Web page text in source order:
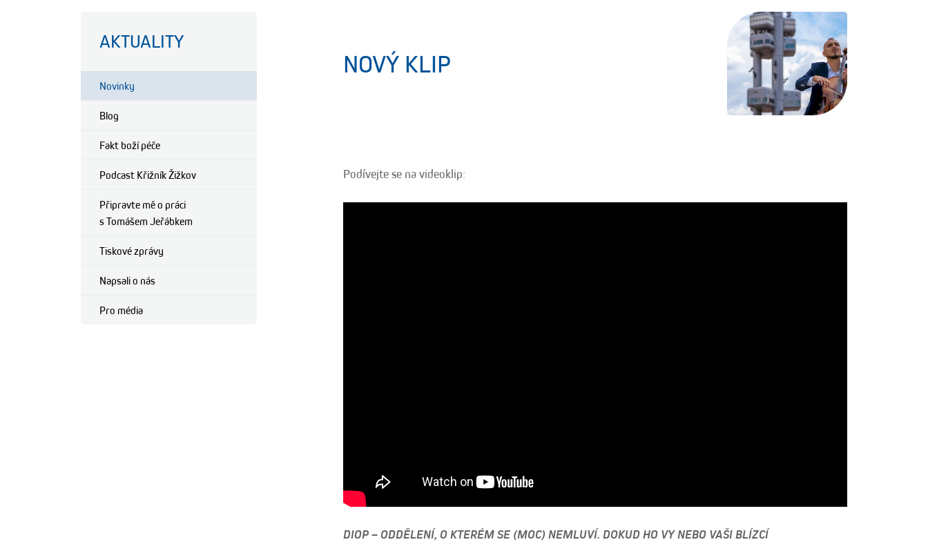
AKTUALITY
Novinky
Blog
Fakt boží péče
Podcast Křižník Žižkov
Připravte mě o práci
s Tomášem Jeřábkem
Tiskové zprávy
Napsali o nás
Pro média
NOVÝ KLIP
Podívejte se na videoklip:
DIOP – ODDĚLENÍ, O KTERÉM SE (MOC) NEMLUVÍ. DOKUD HO VY NEBO VAŠI BLÍZCÍ